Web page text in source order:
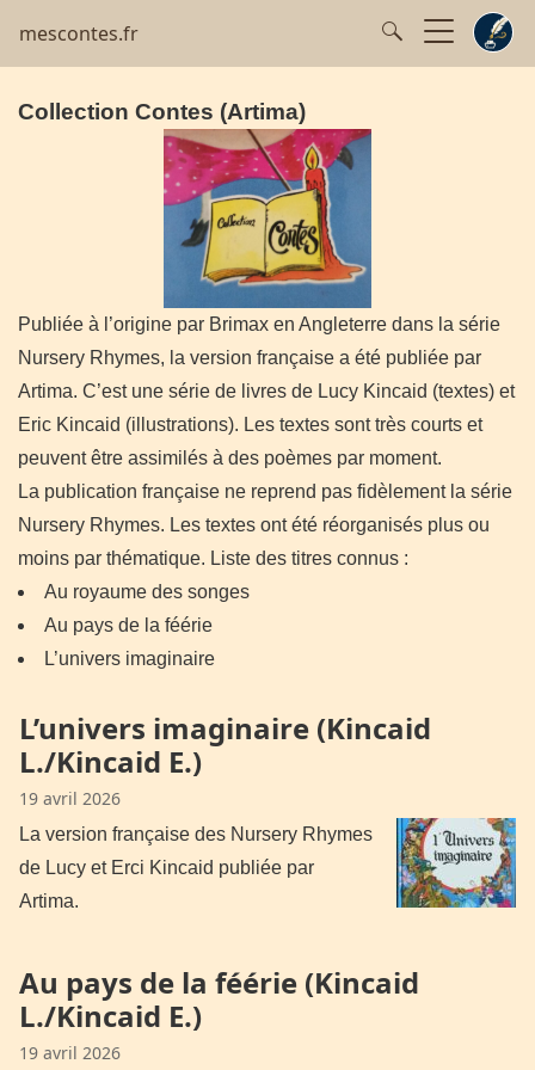
mescontes.fr
Collection Contes (Artima)
Publiée à l’origine par Brimax en Angleterre dans la série
Nursery Rhymes, la version française a été publiée par
Artima. C’est une série de livres de Lucy Kincaid (textes) et
Eric Kincaid (illustrations). Les textes sont très courts et
peuvent être assimilés à des poèmes par moment.
La publication française ne reprend pas fidèlement la série
Nursery Rhymes. Les textes ont été réorganisés plus ou
moins par thématique. Liste des titres connus :
Au royaume des songes
Au pays de la féérie
L’univers imaginaire
L’univers imaginaire (Kincaid
L./Kincaid E.)
19 avril 2026
La version française des Nursery Rhymes
de Lucy et Erci Kincaid publiée par
Artima.
Au pays de la féérie (Kincaid
L./Kincaid E.)
19 avril 2026